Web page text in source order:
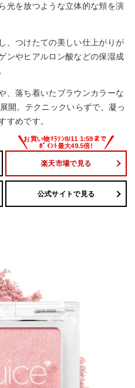
光を放つような立体的な頬を演
、つけたての美しい仕上がりが
ンやヒアルロン酸などの保湿成
、落ち着いたブラウンカラーな
開。テクニックいらずで、凝っ
すめです。
楽天市場で見る
公式サイトで見る